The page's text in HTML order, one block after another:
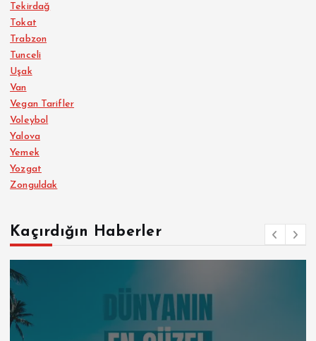
Tekirdağ
Tokat
Trabzon
Tunceli
Uşak
Van
Vegan Tarifler
Voleybol
Yalova
Yemek
Yozgat
Zonguldak
Kaçırdığın Haberler